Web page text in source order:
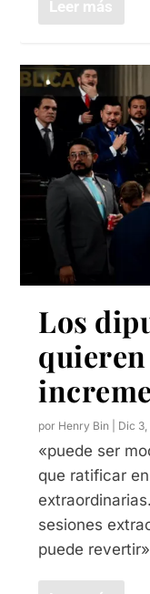
Leer más
Los
por Henry Bin Dic
«puede ser
que ratificar
sesiones
puede